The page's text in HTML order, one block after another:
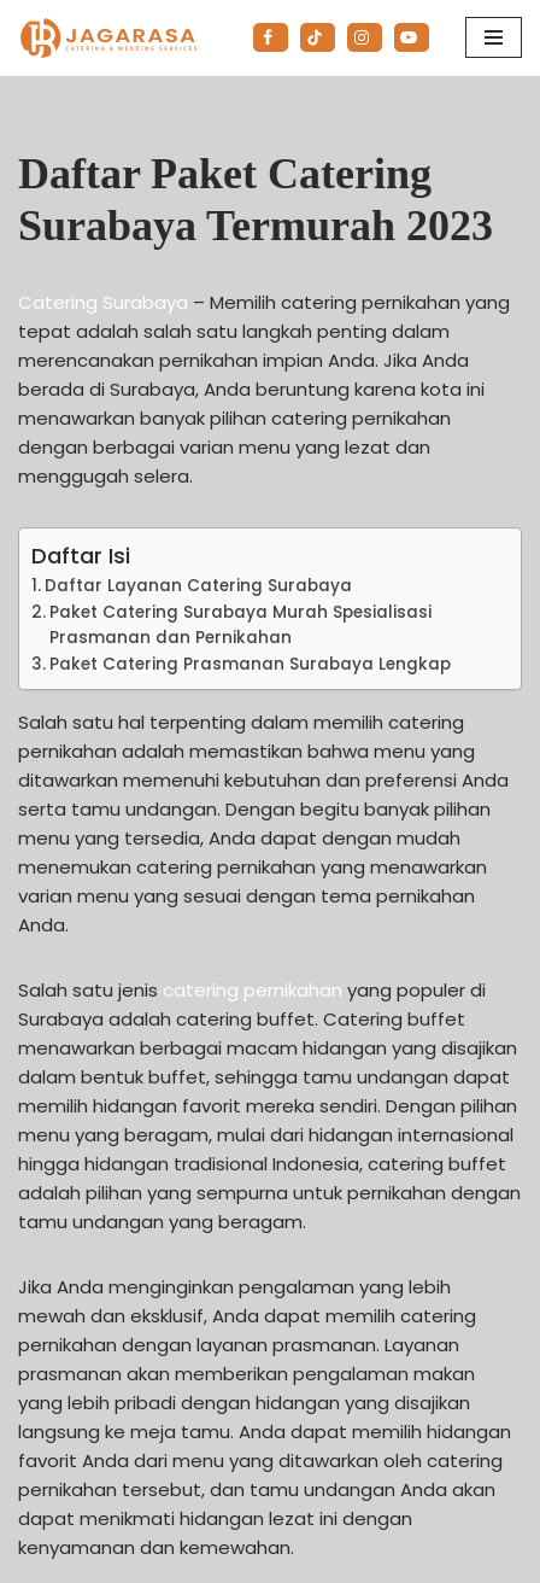
Lompat
Daftar Paket Catering
Surabaya Termurah 2023
Catering Surabaya – Memilih catering pernikahan yang
tepat adalah salah satu langkah penting dalam
merencanakan pernikahan impian Anda. Jika Anda
berada di Surabaya, Anda beruntung karena kota ini
menawarkan banyak pilihan catering pernikahan
dengan berbagai varian menu yang lezat dan
menggugah selera.
Daftar Isi
Daftar Layanan Catering Surabaya
Paket Catering Surabaya Murah Spesialisasi
Prasmanan dan Pernikahan
Paket Catering Prasmanan Surabaya Lengkap
Salah satu hal terpenting dalam memilih catering
pernikahan adalah memastikan bahwa menu yang
ditawarkan memenuhi kebutuhan dan preferensi Anda
serta tamu undangan. Dengan begitu banyak pilihan
menu yang tersedia, Anda dapat dengan mudah
menemukan catering pernikahan yang menawarkan
varian menu yang sesuai dengan tema pernikahan
Anda.
Salah satu jenis catering pernikahan yang populer di
Surabaya adalah catering buffet. Catering buffet
menawarkan berbagai macam hidangan yang disajikan
dalam bentuk buffet, sehingga tamu undangan dapat
memilih hidangan favorit mereka sendiri. Dengan pilihan
menu yang beragam, mulai dari hidangan internasional
hingga hidangan tradisional Indonesia, catering buffet
adalah pilihan yang sempurna untuk pernikahan dengan
tamu undangan yang beragam.
Jika Anda menginginkan pengalaman yang lebih
mewah dan eksklusif, Anda dapat memilih catering
pernikahan dengan layanan prasmanan. Layanan
prasmanan akan memberikan pengalaman makan
yang lebih pribadi dengan hidangan yang disajikan
langsung ke meja tamu. Anda dapat memilih hidangan
favorit Anda dari menu yang ditawarkan oleh catering
pernikahan tersebut, dan tamu undangan Anda akan
dapat menikmati hidangan lezat ini dengan
kenyamanan dan kemewahan.